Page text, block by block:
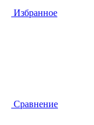
Избранное
Сравнение